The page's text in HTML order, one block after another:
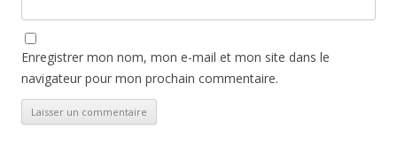
Enregistrer mon nom, mon e-mail et mon site dans le
navigateur pour mon prochain commentaire.